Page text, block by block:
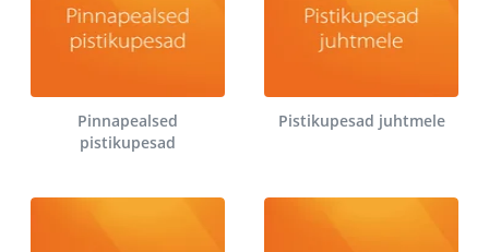
Pinnapealsed
pistikupesad
Pistikupesad juhtmele